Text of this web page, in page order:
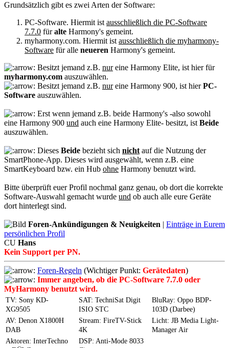
Grundsätzlich gibt es zwei Arten der Software:
PC-Software. Hiermit istausschließlich die PC-Software
7.7.0 füralte Harmony's gemeint.
myharmony.com. Hiermit istausschließlich die myharmony-
Software für alle neueren Harmony's gemeint.
Besitzt jemand z.B. nureine Harmony Elite, ist hier für
myharmony.com auszuwählen.
Besitzt jemand z.B. nureine Harmony 900, ist hierPC-
Software auszuwählen.
Erst wenn jemand z.B. beide Harmony's -also sowohl
eine Harmony 900 und auch eine Harmony Elite- besitzt, istBeide
auszuwählen.
Dieses Beide bezieht sich nichtauf die Nutzung der
SmartPhone-App. Dieses wird ausgewählt, wenn z.B. eine
SmartKeyboard bzw. ein Hub ohne Harmony benutzt wird.
Bitte überprüft euer Profil nochmal ganz genau, ob dort die korrekte
Software-Auswahl gemacht wurde und ob auch alle eure Geräte
dort hinterlegt sind.
Foren-Ankündigungen & Neuigkeiten | Einträge in Eurem
persönlichen Profil
CU Hans
Kein Support per PN.
Foren-Regeln (Wichtiger Punkt: Gerätedaten)
Immer angeben, ob die PC-Software 7.7.0 oder
MyHarmony benutzt wird.
TV: Sony KD-
XG9505
SAT: TechniSat Digit
ISIO STC
BluRay: Oppo BDP-
103D (Darbee)
AV: Denon X1800H
DAB
Stream: FireTV-Stick
4K
Licht: JB Media Light-
Manager Air
Aktoren: InterTechno
DSP: Anti-Mode 8033